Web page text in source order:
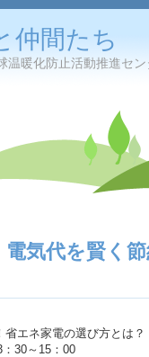
仲間たち
温暖化防止活動推進セ
電気代を賢く
エネ家電の選び方とは？
30～15：00